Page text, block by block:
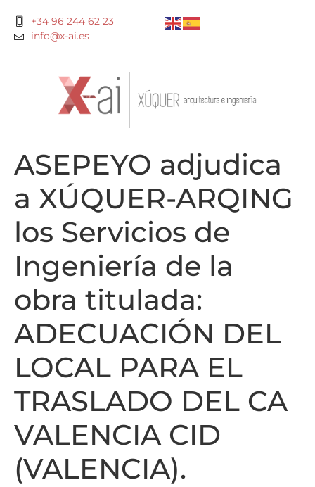
+34 96 244 62 23
info@x-ai.es
ASEPEYO adjudica
a XÚQUER-ARQING
los Servicios de
Ingeniería de la
obra titulada:
ADECUACIÓN DEL
LOCAL PARA EL
TRASLADO DEL CA
VALENCIA CID
(VALENCIA).